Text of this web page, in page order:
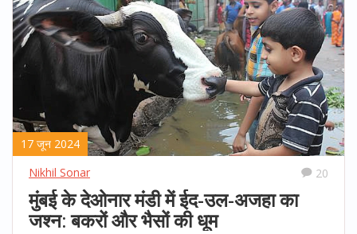
17 जून 2024
Nikhil Sonar
20
मुंबई के देओनार मंडी में ईद-उल-अजहा का
जश्न: बकरों और भैसों की धूम